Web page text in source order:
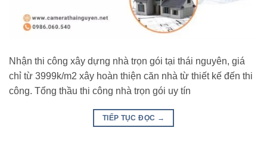
Nhận thi công xây dựng nhà trọn gói tại thái nguyên, giá
chỉ từ 3999k/m2 xây hoàn thiện căn nhà từ thiết kế đến thi
công. Tổng thầu thi công nhà trọn gói uy tín
TIẾP TỤC ĐỌC →